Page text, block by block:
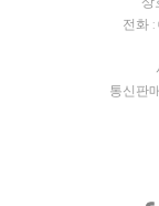
전화
통신판